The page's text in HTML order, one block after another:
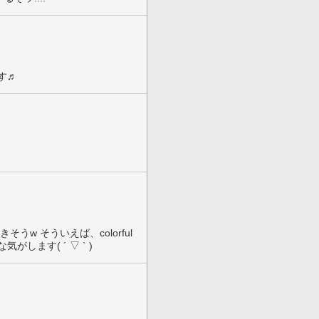
♬
そうw そういえば、colorful
気がします( ´ ▽ ` )